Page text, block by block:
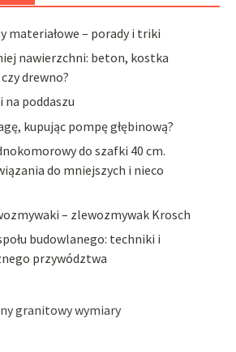
materiałowe – porady i triki
nawierzchni: beton, kostka
drewno?
na poddaszu
kupując pompę głębinową?
do szafki 40 cm.
do mniejszych i nieco
– zlewozmywak Krosch
budowlanego: techniki i
przywództwa
granitowy wymiary